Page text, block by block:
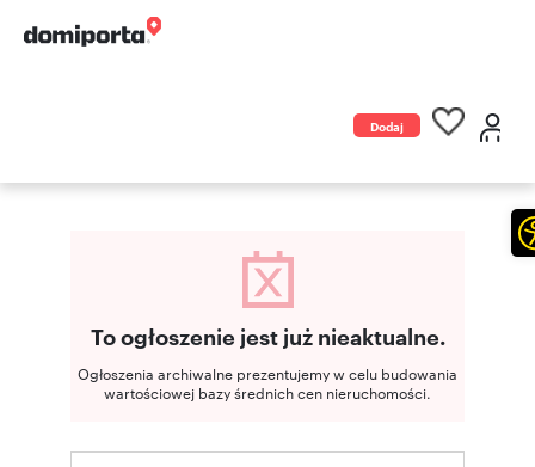
Dodaj
To ogłoszenie jest już nieaktualne.
Ogłoszenia archiwalne prezentujemy w celu budowania
wartościowej bazy średnich cen nieruchomości.